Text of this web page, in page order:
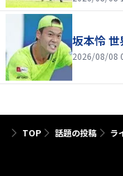
坂本怜 世
2026/08/08
TOP 話題の投稿 ラ